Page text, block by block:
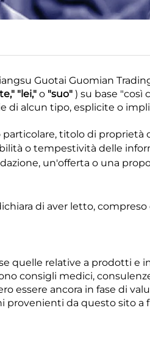
Guotai Guomian
"lei," o "suo" ) su base "così
di alcun tipo, esplicite o
titolo di proprietà
o tempestività delle
un'offerta o una
di aver letto,
quelle relative a prodotti e
consigli medici,
essere ancora in fase di
provenienti da questo sito